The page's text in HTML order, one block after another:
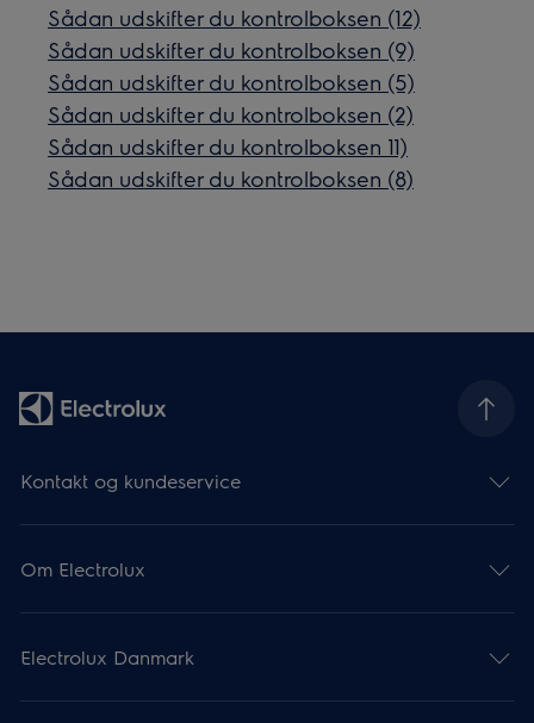
Sådan udskifter du kontrolboksen (12)
Sådan udskifter du kontrolboksen (9)
Sådan udskifter du kontrolboksen (5)
Sådan udskifter du kontrolboksen (2)
Sådan udskifter du kontrolboksen 11)
Sådan udskifter du kontrolboksen (8)
Kontakt og kundeservice
Om Electrolux
Electrolux Danmark